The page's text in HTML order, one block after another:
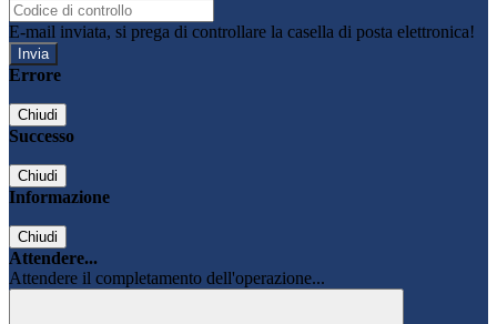
E-mail inviata, si prega di controllare la casella di posta elettronica!
Errore
Chiudi
Successo
Chiudi
Informazione
Chiudi
Attendere...
Attendere il completamento dell'operazione...